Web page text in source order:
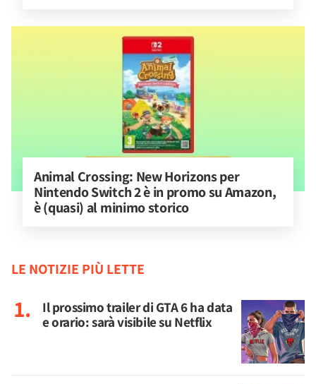
Animal Crossing: New Horizons per
Nintendo Switch 2 è in promo su Amazon,
è (quasi) al minimo storico
LE NOTIZIE PIÙ LETTE
Il prossimo trailer di GTA 6 ha data
e orario: sarà visibile su Netflix